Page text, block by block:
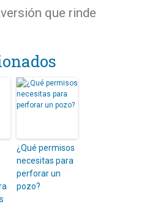
que rinde
¿Qué permisos
necesitas para
perforar un
pozo?